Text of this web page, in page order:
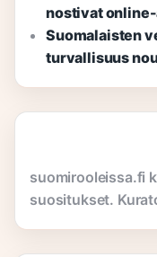
nostivat
Suomalaisten
turvallisuus
suomirooleissa.fi
suositukset.